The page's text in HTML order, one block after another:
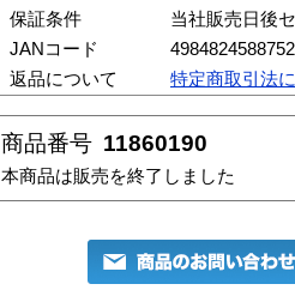
保証条件
当社販売日後
JANコード
4984824588752
返品について
特定商取引法
商品番号 11860190
本商品は販売を終了しました